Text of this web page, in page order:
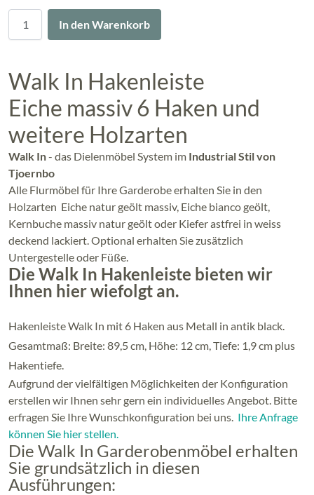
In den Warenkorb
Walk In Hakenleiste
Eiche massiv 6 Haken und
weitere Holzarten
Walk In- das Dielenmöbel System im Industrial Stil von
Tjoernbo
Alle Flurmöbel für Ihre Garderobe erhalten Sie in den
Holzarten Eiche natur geölt massiv, Eiche bianco geölt,
Kernbuche massiv natur geölt oder Kiefer astfrei in weiss
deckend lackiert. Optional erhalten Sie zusätzlich
Untergestelle oder Füße.
Die Walk In Hakenleiste bieten wir
Ihnen hier wiefolgt an.
Hakenleiste Walk In mit 6 Haken aus Metall in antik black.
Gesamtmaß: Breite: 89,5 cm, Höhe: 12 cm, Tiefe: 1,9 cm plus
Hakentiefe.
Aufgrund der vielfältigen Möglichkeiten der Konfiguration
erstellen wir Ihnen sehr gern ein individuelles Angebot. Bitte
erfragen Sie Ihre Wunschkonfiguration bei uns. Ihre Anfrage
können Sie hier stellen.
Die Walk In Garderobenmöbel erhalten
Sie grundsätzlich in diesen
Ausführungen: